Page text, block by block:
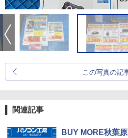
この写真の記
関連記事
BUY MORE秋葉